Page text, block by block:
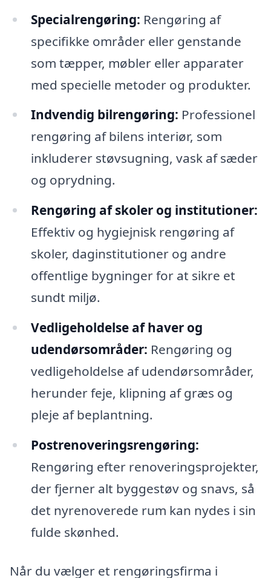
Specialrengøring: Rengøring af
specifikke områder eller genstande
som tæpper, møbler eller apparater
med specielle metoder og produkter.
Indvendig bilrengøring: Professionel
rengøring af bilens interiør, som
inkluderer støvsugning, vask af sæder
og oprydning.
Rengøring af skoler og institutioner:
Effektiv og hygiejnisk rengøring af
skoler, daginstitutioner og andre
offentlige bygninger for at sikre et
sundt miljø.
Vedligeholdelse af haver og
udendørsområder: Rengøring og
vedligeholdelse af udendørsområder,
herunder feje, klipning af græs og
pleje af beplantning.
Postrenoveringsrengøring:
Rengøring efter renoveringsprojekter,
der fjerner alt byggestøv og snavs, så
det nyrenoverede rum kan nydes i sin
fulde skønhed.
Når du vælger et rengøringsfirma i